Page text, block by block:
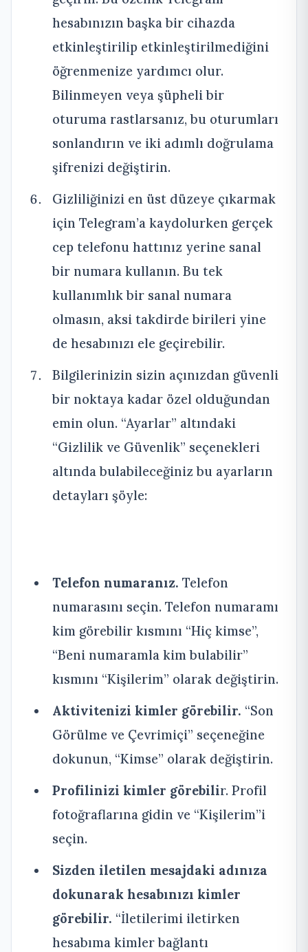
hesabınızın başka bir cihazda
etkinleştirilip etkinleştirilmediğini
öğrenmenize yardımcı olur.
Bilinmeyen veya şüpheli bir
oturuma rastlarsanız, bu oturumları
sonlandırın ve iki adımlı doğrulama
şifrenizi değiştirin.
Gizliliğinizi en üst düzeye çıkarmak
için Telegram’a kaydolurken gerçek
cep telefonu hattınız yerine sanal
bir numara kullanın. Bu tek
kullanımlık bir sanal numara
olmasın, aksi takdirde birileri yine
de hesabınızı ele geçirebilir.
Bilgilerinizin sizin açınızdan güvenli
bir noktaya kadar özel olduğundan
emin olun. “Ayarlar” altındaki
“Gizlilik ve Güvenlik” seçenekleri
altında bulabileceğiniz bu ayarların
detayları şöyle:
Telefon numaranız. Telefon
numarasını seçin. Telefon numaramı
kim görebilir kısmını “Hiç kimse”,
“Beni numaramla kim bulabilir”
kısmını “Kişilerim” olarak değiştirin.
Aktivitenizi kimler görebilir. “Son
Görülme ve Çevrimiçi” seçeneğine
dokunun, “Kimse” olarak değiştirin.
Profilinizi kimler görebilir. Profil
fotoğraflarına gidin ve “Kişilerim”i
seçin.
Sizden iletilen mesajdaki adınıza
dokunarak hesabınızı kimler
görebilir. “İletilerimi iletirken
hesabıma kimler bağlantı